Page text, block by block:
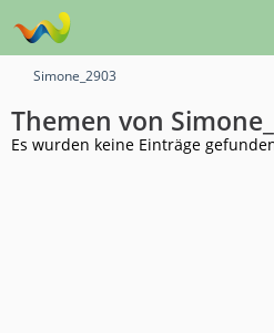
Simone_2903
Themen von
Es wurden keine Einträge